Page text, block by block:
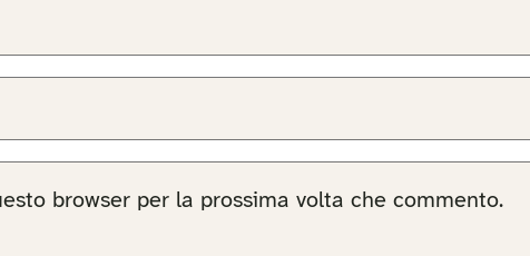
browser per la prossima volta che commento.